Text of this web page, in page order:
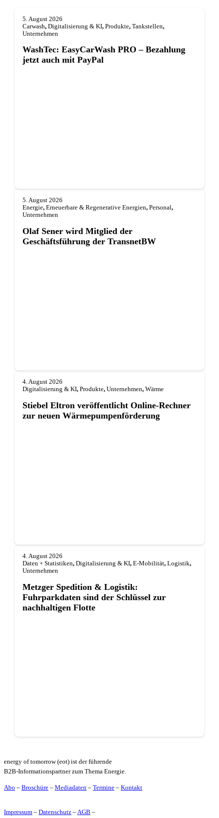
5. August 2026
Carwash, Digitalisierung & KI, Produkte, Tankstellen,
Unternehmen
WashTec: EasyCarWash PRO – Bezahlung
jetzt auch mit PayPal
5. August 2026
Energie, Erneuerbare & Regenerative Energien, Personal,
Unternehmen
Olaf Sener wird Mitglied der
Geschäftsführung der TransnetBW
4. August 2026
Digitalisierung & KI, Produkte, Unternehmen, Wärme
Stiebel Eltron veröffentlicht Online-Rechner
zur neuen Wärmepumpenförderung
4. August 2026
Daten + Statistiken, Digitalisierung & KI, E-Mobilität, Logistik,
Unternehmen
Metzger Spedition & Logistik:
Fuhrparkdaten sind der Schlüssel zur
nachhaltigen Flotte
energy of tomorrow (eot) ist der führende
B2B-Informationspartner zum Thema Energie.
Abo – Broschüre – Mediadaten – Termine – Kontakt
Impressum – Datenschutz –AGB –